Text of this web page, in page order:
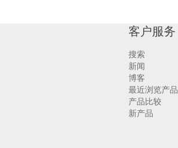
客户服务
搜索
新闻
博客
最近浏览产品
产品比较
新产品